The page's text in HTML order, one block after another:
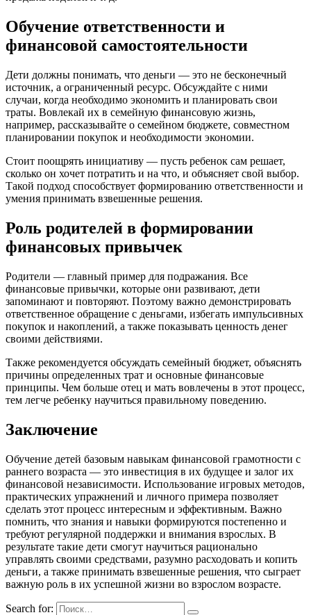
Обучение ответственности и
финансовой самостоятельности
Дети должны понимать, что деньги — это не бесконечный
источник, а ограниченный ресурс. Обсуждайте с ними
случаи, когда необходимо экономить и планировать свои
траты. Вовлекай их в семейную финансовую жизнь,
например, рассказывайте о семейном бюджете, совместном
планировании покупок и необходимости экономии.
Стоит поощрять инициативу — пусть ребенок сам решает,
сколько он хочет потратить и на что, и объясняет свой выбор.
Такой подход способствует формированию ответственности и
умения принимать взвешенные решения.
Роль родителей в формировании
финансовых привычек
Родители — главный пример для подражания. Все
финансовые привычки, которые они развивают, дети
запоминают и повторяют. Поэтому важно демонстрировать
ответственное обращение с деньгами, избегать импульсивных
покупок и накоплений, а также показывать ценность денег
своими действиями.
Также рекомендуется обсуждать семейный бюджет, объяснять
причины определенных трат и основные финансовые
принципы. Чем больше отец и мать вовлечены в этот процесс,
тем легче ребенку научиться правильному поведению.
Заключение
Обучение детей базовым навыкам финансовой грамотности с
раннего возраста — это инвестиция в их будущее и залог их
финансовой независимости. Использование игровых методов,
практических упражнений и личного примера позволяет
сделать этот процесс интересным и эффективным. Важно
помнить, что знания и навыки формируются постепенно и
требуют регулярной поддержки и внимания взрослых. В
результате такие дети смогут научиться рационально
управлять своими средствами, разумно расходовать и копить
деньги, а также принимать взвешенные решения, что сыграет
важную роль в их успешной жизни во взрослом возрасте.
Search for: